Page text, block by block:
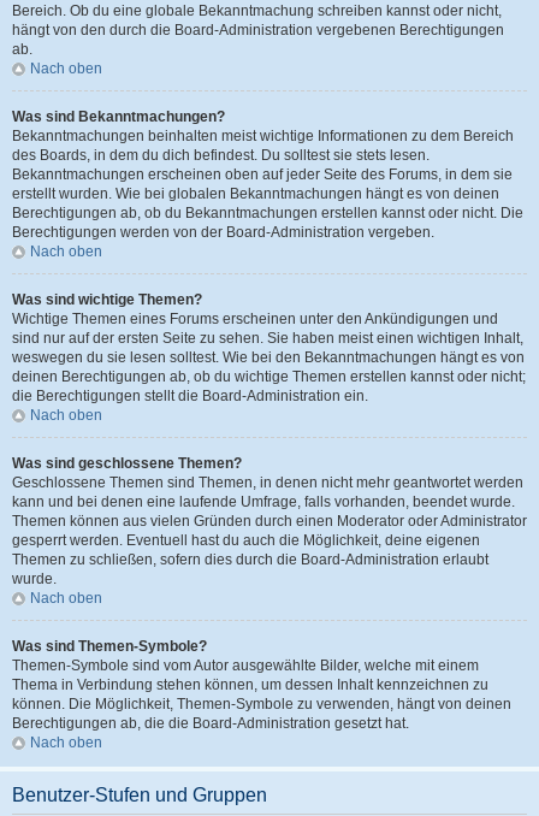
Bereich. Ob du eine globale Bekanntmachung schreiben kannst oder nicht,
hängt von den durch die Board-Administration vergebenen Berechtigungen
ab.
Nach oben
Was sind Bekanntmachungen?
Bekanntmachungen beinhalten meist wichtige Informationen zu dem Bereich
des Boards, in dem du dich befindest. Du solltest sie stets lesen.
Bekanntmachungen erscheinen oben auf jeder Seite des Forums, in dem sie
erstellt wurden. Wie bei globalen Bekanntmachungen hängt es von deinen
Berechtigungen ab, ob du Bekanntmachungen erstellen kannst oder nicht. Die
Berechtigungen werden von der Board-Administration vergeben.
Nach oben
Was sind wichtige Themen?
Wichtige Themen eines Forums erscheinen unter den Ankündigungen und
sind nur auf der ersten Seite zu sehen. Sie haben meist einen wichtigen Inhalt,
weswegen du sie lesen solltest. Wie bei den Bekanntmachungen hängt es von
deinen Berechtigungen ab, ob du wichtige Themen erstellen kannst oder nicht;
die Berechtigungen stellt die Board-Administration ein.
Nach oben
Was sind geschlossene Themen?
Geschlossene Themen sind Themen, in denen nicht mehr geantwortet werden
kann und bei denen eine laufende Umfrage, falls vorhanden, beendet wurde.
Themen können aus vielen Gründen durch einen Moderator oder Administrator
gesperrt werden. Eventuell hast du auch die Möglichkeit, deine eigenen
Themen zu schließen, sofern dies durch die Board-Administration erlaubt
wurde.
Nach oben
Was sind Themen-Symbole?
Themen-Symbole sind vom Autor ausgewählte Bilder, welche mit einem
Thema in Verbindung stehen können, um dessen Inhalt kennzeichnen zu
können. Die Möglichkeit, Themen-Symbole zu verwenden, hängt von deinen
Berechtigungen ab, die die Board-Administration gesetzt hat.
Nach oben
Benutzer-Stufen und Gruppen